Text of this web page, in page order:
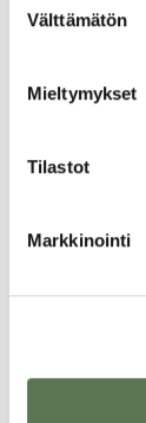
valinta
Välttämätön
Mieltymykset
Tilastot
Markkinointi